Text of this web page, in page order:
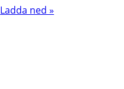
Ladda ned »